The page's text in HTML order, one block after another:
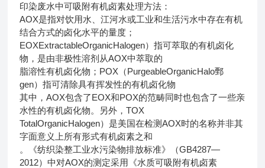
印染废水中可吸附有机卤素处理方法：
AOX是指对饮用水、江河水或工业和生活污水中存在有机
结合方式的卤化水平的量度；
EOXExtractableOrganicHalogen）指可萃取的有机卤化
物，是由非极性溶剂从AOX中萃取的
脂溶性有机卤化物；POX（PurgeableOrganicHalo鄄
gen）指可清除具有挥发性的有机卤化物
其中，AOX包含了EOX和POX的范畴同时也包含了一些亲
水性的有机卤化物。另外，TOX
TotalOrganicHalogen）是美国在检测AOX时的名称并非其
字面意义上所有形式有机卤素之和
。《纺织染整工业水污染物排放标准》（GB4287—
2012）中对AOX的测定采用《水质可吸附有机卤素